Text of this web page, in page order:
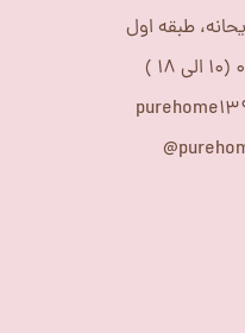
طبقه اول